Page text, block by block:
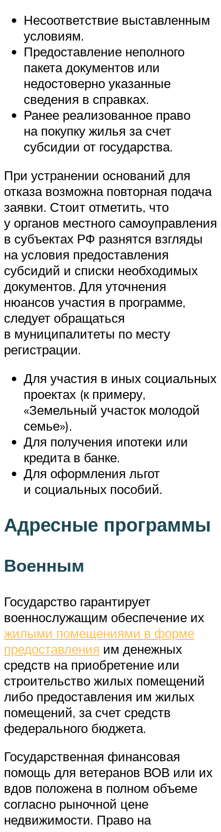
Несоответствие выставленным
условиям.
Предоставление неполного
пакета документов или
недостоверно указанные
сведения в справках.
Ранее реализованное право
на покупку жилья за счет
субсидии от государства.
При устранении оснований для
отказа возможна повторная подача
заявки. Стоит отметить, что
у органов местного самоуправления
в субъектах РФ разнятся взгляды
на условия предоставления
субсидий и списки необходимых
документов. Для уточнения
нюансов участия в программе,
следует обращаться
в муниципалитеты по месту
регистрации.
Для участия в иных социальных
проектах (к примеру,
«Земельный участок молодой
семье»).
Для получения ипотеки или
кредита в банке.
Для оформления льгот
и социальных пособий.
Адресные программы
Военным
Государство гарантирует
военнослужащим обеспечение их
жилыми помещениями в форме
предоставления им денежных
средств на приобретение или
строительство жилых помещений
либо предоставления им жилых
помещений, за счет средств
федерального бюджета.
Государственная финансовая
помощь для ветеранов ВОВ или их
вдов положена в полном объеме
согласно рыночной цене
недвижимости. Право на